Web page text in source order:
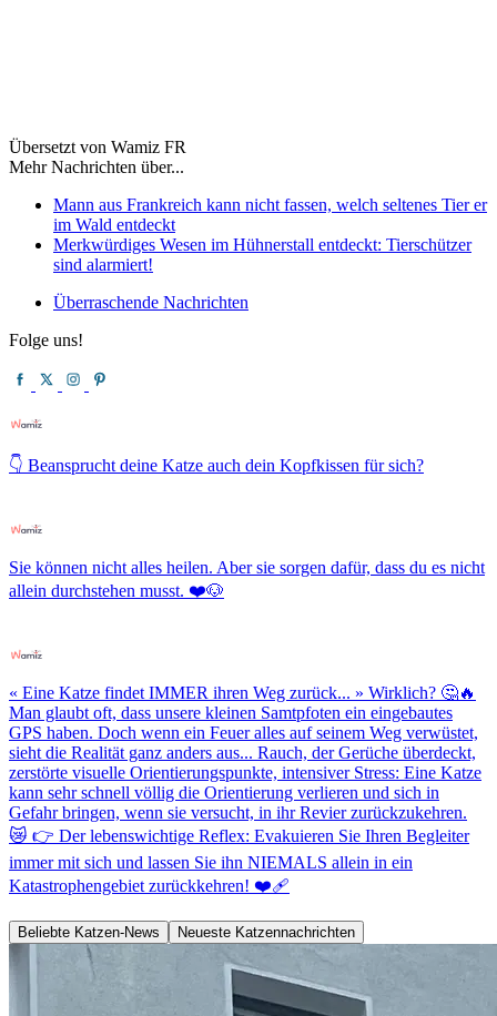
Übersetzt von Wamiz FR
Mehr Nachrichten über...
Mann aus Frankreich kann nicht fassen, welch seltenes Tier er
im Wald entdeckt
Merkwürdiges Wesen im Hühnerstall entdeckt: Tierschützer
sind alarmiert!
Überraschende Nachrichten
Folge uns!
👇 Beansprucht deine Katze auch dein Kopfkissen für sich?
Sie können nicht alles heilen. Aber sie sorgen dafür, dass du es nicht
allein durchstehen musst. ❤️🐶
« Eine Katze findet IMMER ihren Weg zurück... » Wirklich? 🤔🔥
Man glaubt oft, dass unsere kleinen Samtpfoten ein eingebautes
GPS haben. Doch wenn ein Feuer alles auf seinem Weg verwüstet,
sieht die Realität ganz anders aus... Rauch, der Gerüche überdeckt,
zerstörte visuelle Orientierungspunkte, intensiver Stress: Eine Katze
kann sehr schnell völlig die Orientierung verlieren und sich in
Gefahr bringen, wenn sie versucht, in ihr Revier zurückzukehren.
😿 👉 Der lebenswichtige Reflex: Evakuieren Sie Ihren Begleiter
immer mit sich und lassen Sie ihn NIEMALS allein in ein
Katastrophengebiet zurückkehren! ❤️‍🩹
Beliebte Katzen-News Neueste Katzennachrichten